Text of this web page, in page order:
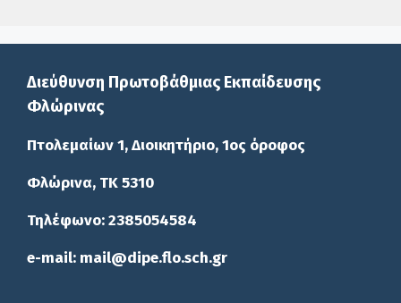
Διεύθυνση Πρωτοβάθμιας Εκπαίδευσης
Φλώρινας
Πτολεμαίων 1, Διοικητήριο, 1ος όροφος
Φλώρινα, ΤΚ 5310
Τηλέφωνο: 2385054584
e-mail: mail@dipe.flo.sch.gr